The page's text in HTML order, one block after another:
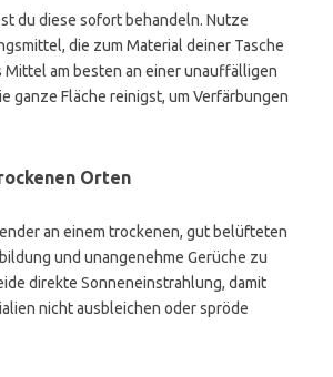
du diese sofort behandeln. Nutze
die zum Material deiner Tasche
Mittel am besten an einer unauffälligen
ganze Fläche reinigst, um Verfärbungen
Orten
an einem trockenen, gut belüfteten
und unangenehme Gerüche zu
direkte Sonneneinstrahlung, damit
nicht ausbleichen oder spröde